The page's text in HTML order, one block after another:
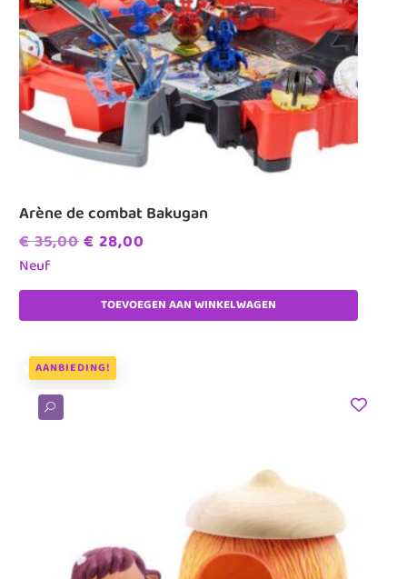
Arène de combat Bakugan
€35,00Oorspronkelijke
was:
€ 35,00.
€ 28,00
is:
€ 28,00.
Neuf
TOEVOEGEN AAN WINKELWAGEN
AANBIEDING!
U